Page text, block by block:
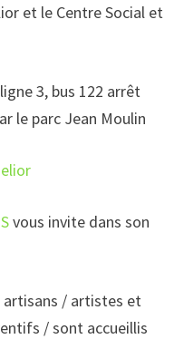
et le Centre Social et
3, bus 122 arrêt
le parc Jean Moulin
vous invite dans son
artisans / artistes et
/ sont accueillis